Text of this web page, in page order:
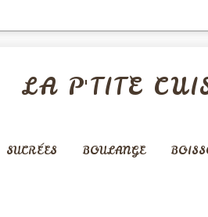
LA P'TITE
SUCRÉES BOULANGE